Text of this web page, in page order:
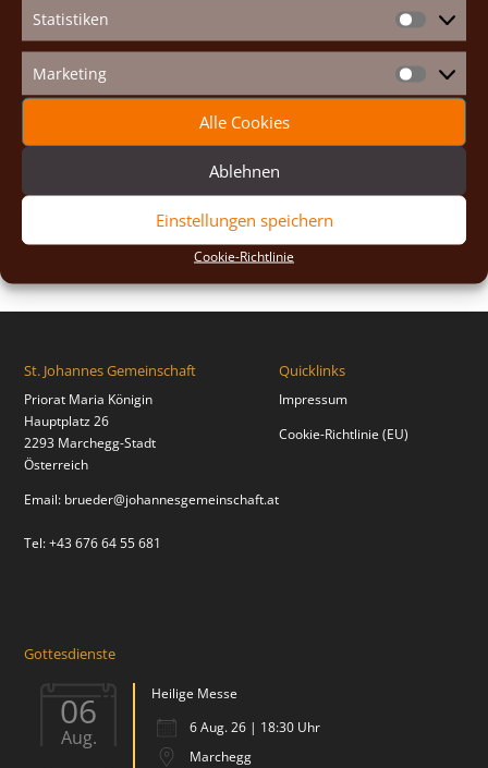
Statistiken
Marketing Marketing
Alle Cookies
Ablehnen
Einstellungen speichern
Cookie-Richtlinie
2025(7)
2024(5)
2023(13)
2022(9)
2020(2)
St. Johannes Gemeinschaft
Priorat Maria Königin
Hauptplatz 26
2293 Marchegg-Stadt
Österreich
Email: brueder@johannesgemeinschaft.at
Tel: +43 676 64 55 681
Quicklinks
Impressum
Cookie-Richtlinie (EU)
Gottesdienste
06
Aug.
Heilige Messe
6 Aug. 26 | 18:30 Uhr
Marchegg